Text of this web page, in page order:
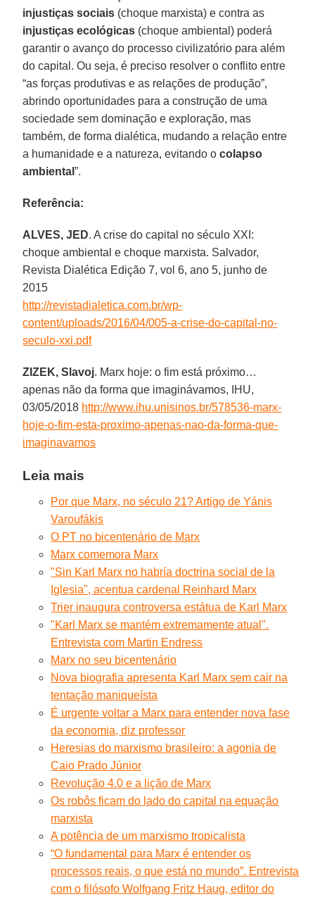
injustiças sociais (choque marxista) e contra as
injustiças ecológicas (choque ambiental) poderá
garantir o avanço do processo civilizatório para além
do capital. Ou seja, é preciso resolver o conflito entre
“as forças produtivas e as relações de produção”,
abrindo oportunidades para a construção de uma
sociedade sem dominação e exploração, mas
também, de forma dialética, mudando a relação entre
a humanidade e a natureza, evitando ocolapso
ambiental”.
Referência:
ALVES, JED. A crise do capital no século XXI:
choque ambiental e choque marxista. Salvador,
Revista Dialética Edição 7, vol 6, ano 5, junho de
2015
http://revistadialetica.com.br/wp-
content/uploads/2016/04/005-a-crise-do-capital-no-
seculo-xxi.pdf
ZIZEK, Slavoj. Marx hoje: o fim está próximo…
apenas não da forma que imaginávamos, IHU,
03/05/2018 http://www.ihu.unisinos.br/578536-marx-
hoje-o-fim-esta-proximo-apenas-nao-da-forma-que-
imaginavamos
Leia mais
Por que Marx, no século 21? Artigo de Yánis
Varoufákis
O PT no bicentenário de Marx
Marx comemora Marx
"Sin Karl Marx no habría doctrina social de la
Iglesia", acentua cardenal Reinhard Marx
Trier inaugura controversa estátua de Karl Marx
"Karl Marx se mantém extremamente atual".
Entrevista com Martin Endress
Marx no seu bicentenário
Nova biografia apresenta Karl Marx sem cair na
tentação maniqueísta
É urgente voltar a Marx para entender nova fase
da economia, diz professor
Heresias do marxismo brasileiro: a agonia de
Caio Prado Júnior
Revolução 4.0 e a lição de Marx
Os robôs ficam do lado do capital na equação
marxista
A potência de um marxismo tropicalista
“O fundamental para Marx é entender os
processos reais, o que está no mundo”. Entrevista
com o filósofo Wolfgang Fritz Haug, editor do